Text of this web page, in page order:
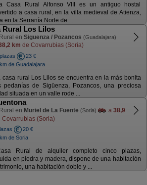
Casa Rural Alfonso VIII es un antiguo hostal
a casa rural, en la villa medieval de Atienza,
en la Serranía Norte de ...
Rural Los Lilos
en Siguenza / Pozancos (Guadalajara)
km de Covarrubias (Soria)
23 €
de Guadalajara
casa rural Los Lilos se encuentra en la más bonita
pedanías de Sigüenza, Pozancos, una preciosa
situada en un valle rode ...
en Muriel de La Fuente (Soria) a 38,9
Covarrubias (Soria)
20 €
de Soria
Rural de alquiler completo cinco plazas,
en piedra y madera, dispone de una habitación
una habitación doble y ...